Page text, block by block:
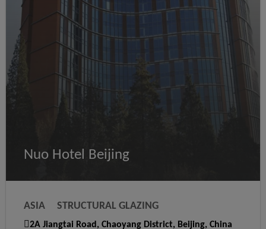
Nuo Hotel Beijing
ASIA STRUCTURAL GLAZING
2A Jiangtai Road, Chaoyang District, Beijing, China